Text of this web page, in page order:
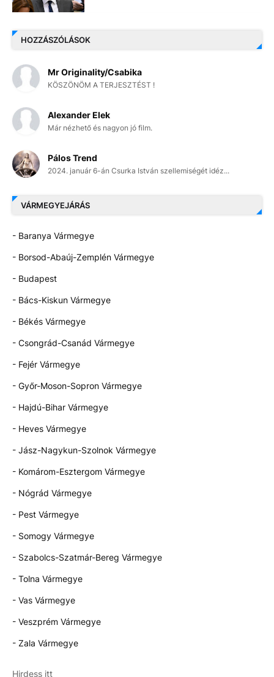
HOZZÁSZÓLÁSOK
Mr Originality/Csabika
KÖSZÖNÖM A TERJESZTÉST !
Alexander Elek
Már nézhető és nagyon jó film.
Pálos Trend
2024. január 6-án Csurka István szellemiségét idéz...
VÁRMEGYEJÁRÁS
- Baranya Vármegye
- Borsod-Abaúj-Zemplén Vármegye
- Budapest
- Bács-Kiskun Vármegye
- Békés Vármegye
- Csongrád-Csanád Vármegye
- Fejér Vármegye
- Győr-Moson-Sopron Vármegye
- Hajdú-Bihar Vármegye
- Heves Vármegye
- Jász-Nagykun-Szolnok Vármegye
- Komárom-Esztergom Vármegye
- Nógrád Vármegye
- Pest Vármegye
- Somogy Vármegye
- Szabolcs-Szatmár-Bereg Vármegye
- Tolna Vármegye
- Vas Vármegye
- Veszprém Vármegye
- Zala Vármegye
Hirdess itt